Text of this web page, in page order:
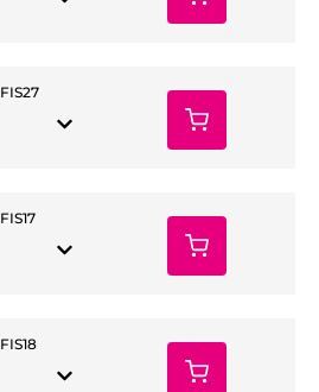
FIS27
FIS17
FIS18